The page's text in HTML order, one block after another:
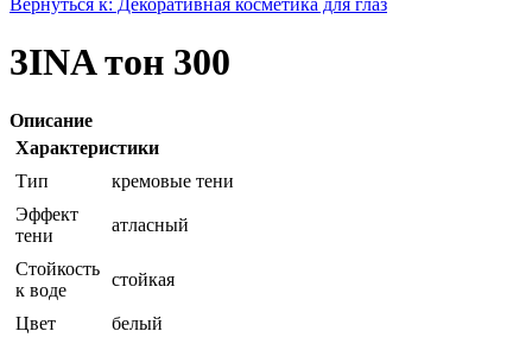
Вернуться к: Декоративная косметика для глаз
3INA тон 300
Описание
Характеристики
Тип
кремовые тени
Эффект
тени
атласный
Стойкость
к воде
стойкая
Цвет белый